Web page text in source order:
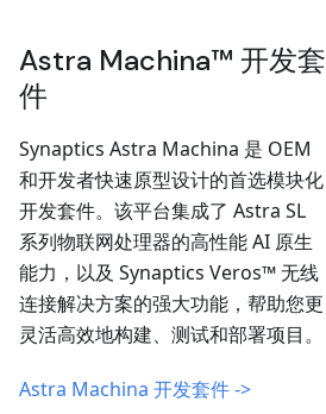
Astra Machina™ 开发套
件
Synaptics Astra Machina 是 OEM
和开发者快速原型设计的首选模块化
开发套件。该平台集成了 Astra SL
系列物联网处理器的高性能 AI 原生
能力，以及 Synaptics Veros™ 无线
连接解决方案的强大功能，帮助您更
灵活高效地构建、测试和部署项目。
Astra Machina 开发套件 ->